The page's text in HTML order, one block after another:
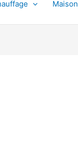
Maison